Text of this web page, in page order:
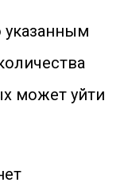
указанным
может уйти